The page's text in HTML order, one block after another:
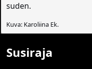
suden.
Kuva: Karoliina Ek.
Susiraja